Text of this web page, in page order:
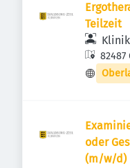
Teilzeit
82487
oder
(m/w/d)